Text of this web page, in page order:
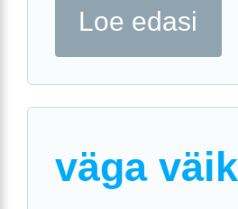
Loe edasi
väga